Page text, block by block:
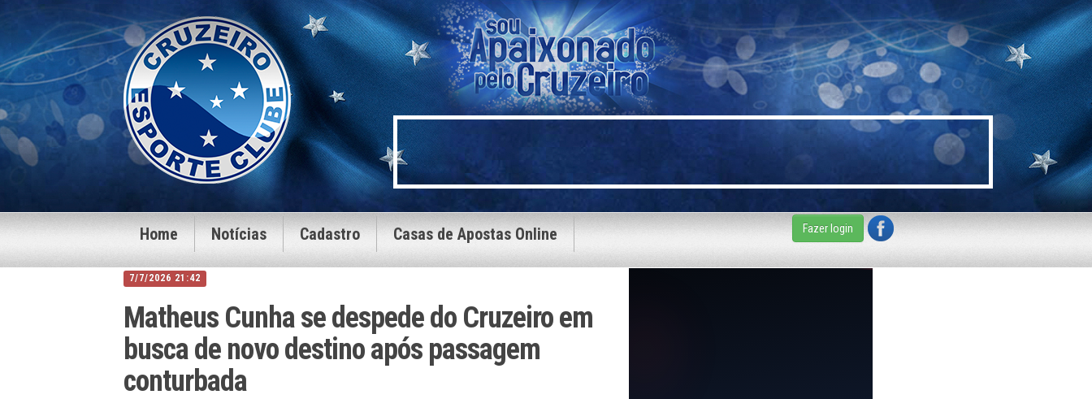
Home Notícias Cadastro Casas de Apostas Online Fazer login
7/7/2026 21:42
Matheus Cunha se despede do Cruzeiro em
busca de novo destino após passagem
conturbada